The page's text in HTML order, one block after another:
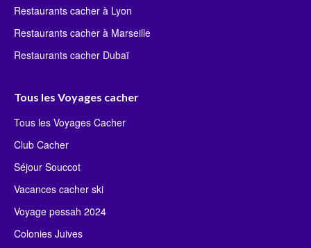
Restaurants cacher à Lyon
Restaurants cacher à Marseille
Restaurants cacher Dubaï
Tous les Voyages cacher
Tous les Voyages Cacher
Club Cacher
Séjour Souccot
Vacances cacher ski
Voyage pessah 2024
Colonies Juives